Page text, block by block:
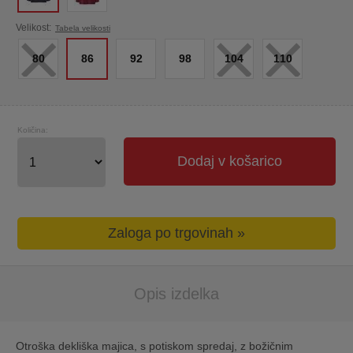
Velikost: Tabela velikosti
80
× 86 92 98 104
× 110
×
Dodaj v košarico
Količina:
Zaloga po trgovinah »
Opis izdelka
Otroška dekliška majica, s potiskom spredaj, z božičnim